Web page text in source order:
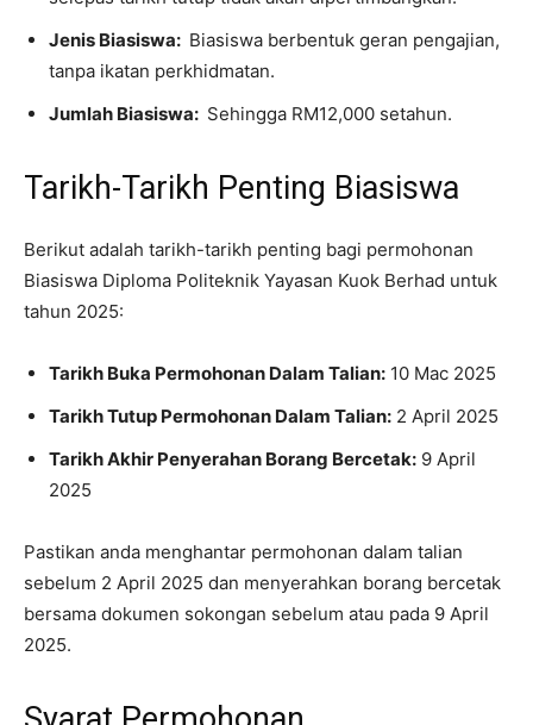
Jenis Biasiswa: Biasiswa berbentuk geran pengajian,
tanpa ikatan perkhidmatan.
Jumlah Biasiswa: Sehingga RM12,000 setahun.
Tarikh-Tarikh Penting Biasiswa
​Berikut adalah tarikh-tarikh penting bagi permohonan
Biasiswa Diploma Politeknik Yayasan Kuok Berhad untuk
tahun 2025:​
Tarikh Buka Permohonan Dalam Talian: 10 Mac 2025​
Tarikh Tutup Permohonan Dalam Talian: 2 April 2025​
Tarikh Akhir Penyerahan Borang Bercetak: 9 April
2025​
Pastikan anda menghantar permohonan dalam talian
sebelum 2 April 2025 dan menyerahkan borang bercetak
bersama dokumen sokongan sebelum atau pada 9 April
2025. ​